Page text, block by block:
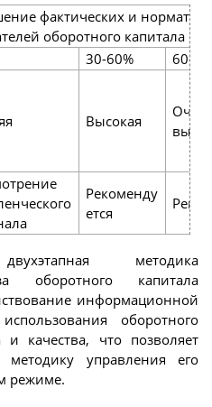
фактических и
оборотного капитала
30-60%
60-
Высокая
Рекоменду
ется
методика
оборотного капитала
информационной
оборотного
и качества, что позволяет
управления его
режиме.